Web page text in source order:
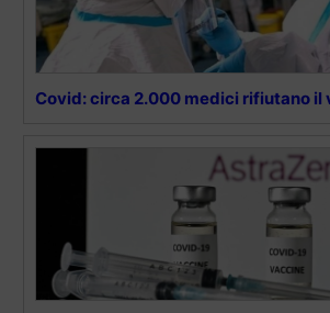
Covid: circa 2.000 medici rifiutano il